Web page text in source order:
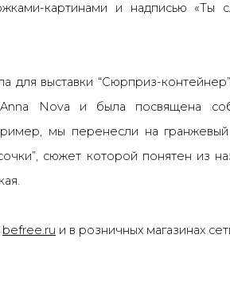
картинами и надписью «Ты
для выставки “Сюрприз-
Nova и была посвящена
мы перенесли на гранжевый
сюжет которой понятен из
befree.ru и в розничных магазинах